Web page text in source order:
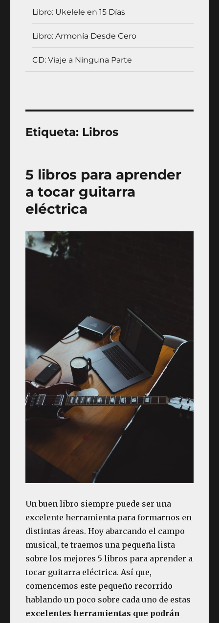
Libro: Ukelele en 15 Días
Libro: Armonía Desde Cero
CD: Viaje a Ninguna Parte
Etiqueta: Libros
5 libros para aprender
a tocar guitarra
eléctrica
Un buen libro siempre puede ser una
excelente herramienta para formarnos en
distintas áreas. Hoy abarcando el campo
musical, te traemos una pequeña lista
sobre los mejores 5 libros para aprender a
tocar guitarra eléctrica. Así que,
comencemos este pequeño recorrido
hablando un poco sobre cada uno de estas
excelentes herramientas que podrán